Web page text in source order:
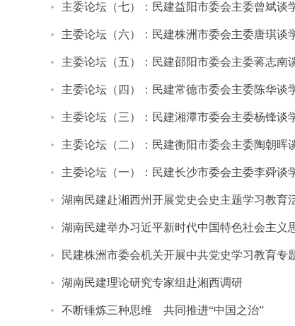
主委论坛（七）：民建益阳市委会主委曾斌谈
主委论坛（六）：民建株洲市委会主委唐琪谈
主委论坛（五）：民建邵阳市委会主委蒋志南
主委论坛（四）：民建常德市委会主委陈华谈
主委论坛（三）：民建湘潭市委会主委杨锋谈
主委论坛（二）：民建衡阳市委会主委陶朝晖
主委论坛（一）：民建长沙市委会主委李舜谈
湖南民建赴湘西州开展党史会史主题学习教育
湖南民建举办习近平新时代中国特色社会主义
民建株洲市委会机关开展中共党史学习教育
湖南民建理论研究专家组赴湘西调研
不断锤炼三种思维 共同推进“中国之治”